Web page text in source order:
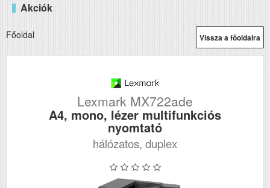
Akciók
Vissza a főoldalra
Főoldal
Lexmark MX722ade
A4, mono, lézer multifunkciós
nyomtató
hálózatos, duplex